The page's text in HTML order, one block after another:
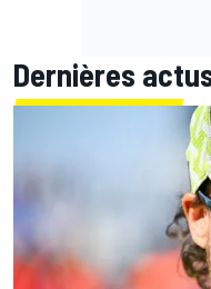
Dernières